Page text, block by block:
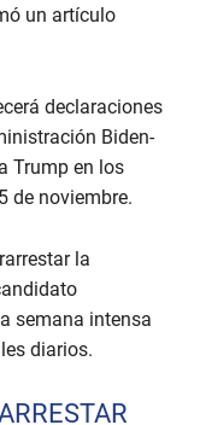
un artículo
declaraciones
Biden-
Trump en los
de noviembre.
la
semana intensa
diarios.